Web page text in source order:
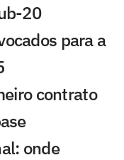
20
para a
contrato
onde